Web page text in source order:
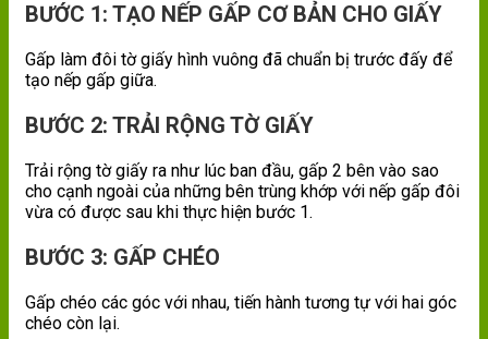
BƯỚC 1: TẠO NẾP GẤP CƠ BẢN CHO GIẤY
Gấp làm đôi tờ giấy hình vuông đã chuẩn bị trước đấy để
tạo nếp gấp giữa.
BƯỚC 2: TRẢI RỘNG TỜ GIẤY
Trải rộng tờ giấy ra như lúc ban đầu, gấp 2 bên vào sao
cho cạnh ngoài của những bên trùng khớp với nếp gấp đôi
vừa có được sau khi thực hiện bước 1.
BƯỚC 3: GẤP CHÉO
Gấp chéo các góc với nhau, tiến hành tương tự với hai góc
chéo còn lại.